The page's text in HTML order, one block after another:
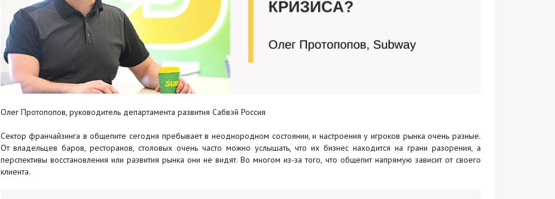
Олег Протопопов, руководитель департамента развития Сабвэй Россия
Сектор франчайзинга в общепите сегодня пребывает в неоднородном состоянии, и настроения у игроков рынка очень разные.
От владельцев баров, ресторанов, столовых очень часто можно услышать, что их бизнес находится на грани разорения, а
перспективы восстановления или развития рынка они не видят. Во многом из-за того, что общепит напрямую зависит от своего
клиента.